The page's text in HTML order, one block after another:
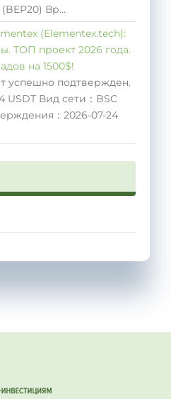
(BEP20) Вр…
(Elementex.tech):
ТОП проект 2026 года.
на 1500$!
успешно подтвержден.
USDT Вид сети：BSC
：2026-07-24